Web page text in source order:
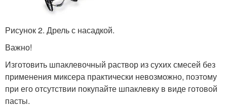
Рисунок 2. Дрель с насадкой.
Важно!
Изготовить шпаклевочный раствор из сухих смесей без
применения миксера практически невозможно, поэтому
при его отсутствии покупайте шпаклевку в виде готовой
пасты.